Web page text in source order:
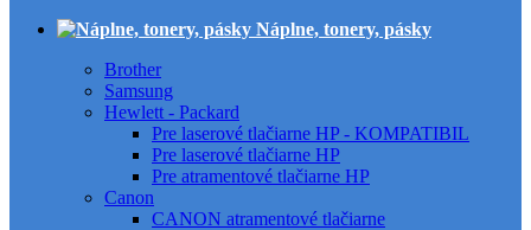
Náplne, tonery, pásky
Brother
Samsung
Hewlett - Packard
Pre laserové tlačiarne HP - KOMPATIBIL
Pre laserové tlačiarne HP
Pre atramentové tlačiarne HP
Canon
CANON atramentové tlačiarne